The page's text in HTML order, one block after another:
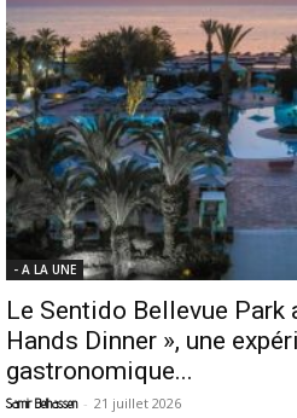
- A LA UNE
Le Sentido Bellevue Park
Hands Dinner », une
gastronomique...
Samir Belhassen - 21 juillet 2026